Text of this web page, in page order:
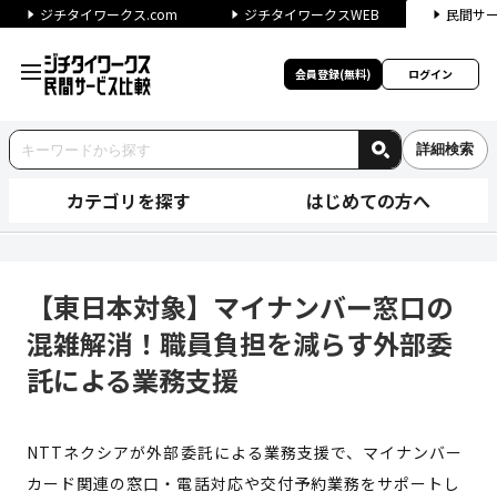
ジチタイワークス.com ジチタイワークスWEB 民間サ
会員登録(無料) ログイン
詳細検索
カテゴリを探す はじめての方へ
【東日本対象】マイナンバー窓口の
混雑解消！職員負担を減らす外部委
託による業務支援
NTTネクシアが外部委託による業務支援で、マイナンバー
カード関連の窓口・電話対応や交付予約業務をサポートし